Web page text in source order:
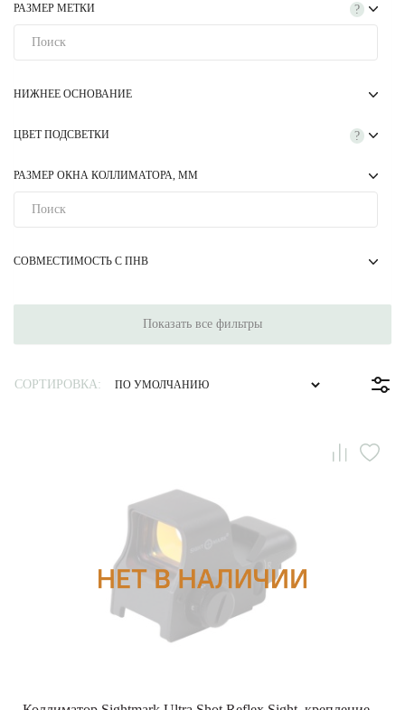
?
РАЗМЕР МЕТКИ
НИЖНЕЕ ОСНОВАНИЕ
?
ЦВЕТ ПОДСВЕТКИ
РАЗМЕР ОКНА КОЛЛИМАТОРА, ММ
СОВМЕСТИМОСТЬ С ПНВ
Показать все фильтры
СОРТИРОВКА: